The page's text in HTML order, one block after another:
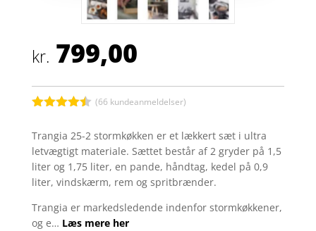
kr. 799,00
ud af 5
baseret
på
kundebedø
mmelser
(66 kundeanmeldelser)
Trangia 25-2 stormkøkken er et lækkert sæt i ultra
letvægtigt materiale. Sættet består af 2 gryder på 1,5
liter og 1,75 liter, en pande, håndtag, kedel på 0,9
liter, vindskærm, rem og spritbrænder.
Trangia er markedsledende indenfor stormkøkkener,
og e… Læs mere her